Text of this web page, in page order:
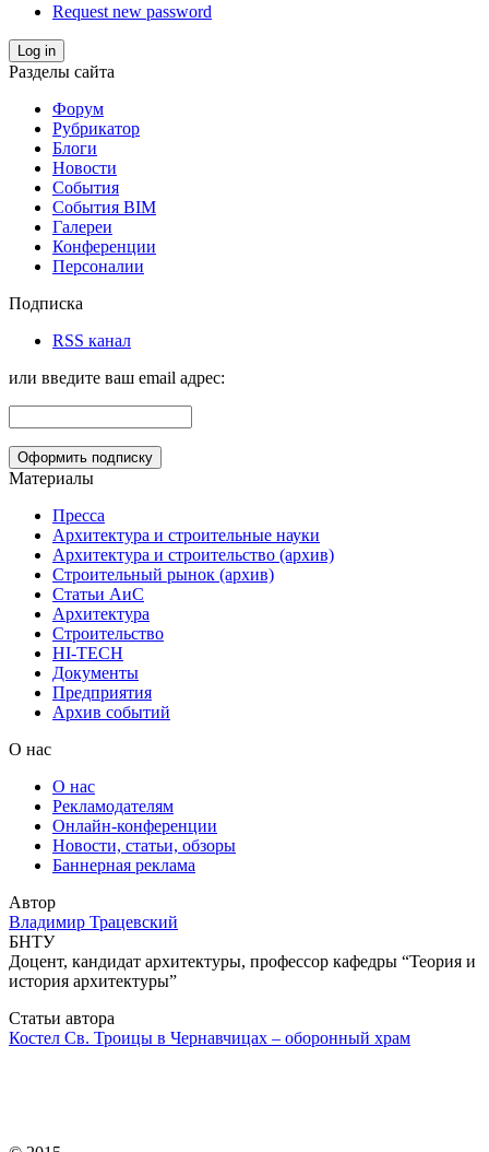
Request new password
Log in
Разделы сайта
Форум
Рубрикатор
Блоги
Новости
События
События BIM
Галереи
Конференции
Персоналии
Подписка
RSS канал
или введите ваш email адрес:
Материалы
Пресса
Архитектура и строительные науки
Архитектура и строительство (архив)
Строительный рынок (архив)
Статьи АиС
Архитектура
Строительство
HI-TECH
Документы
Предприятия
Архив событий
О нас
О нас
Рекламодателям
Онлайн-конференции
Новости, статьи, обзоры
Баннерная реклама
Автор
Владимир Трацевский
БНТУ
Доцент, кандидат архитектуры, профессор кафедры “Теория и
история архитектуры”
Статьи автора
Костел Св. Троицы в Чернавчицах – оборонный храм